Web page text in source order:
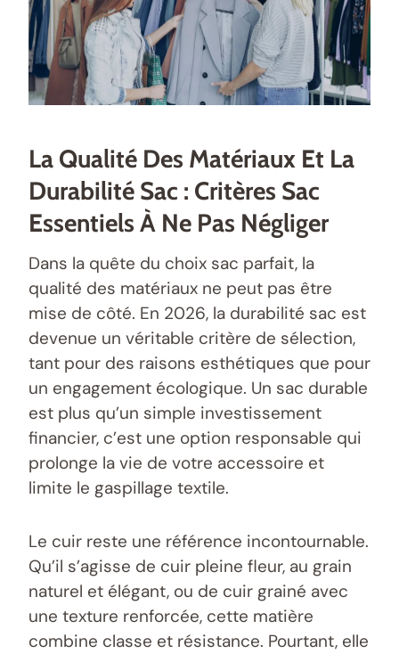
La Qualité Des Matériaux Et La
Durabilité Sac : Critères Sac
Essentiels À Ne Pas Négliger
Dans la quête du choix sac parfait, la
qualité des matériaux ne peut pas être
mise de côté. En 2026, la durabilité sac est
devenue un véritable critère de sélection,
tant pour des raisons esthétiques que pour
un engagement écologique. Un sac durable
est plus qu’un simple investissement
financier, c’est une option responsable qui
prolonge la vie de votre accessoire et
limite le gaspillage textile.
Le cuir reste une référence incontournable.
Qu’il s’agisse de cuir pleine fleur, au grain
naturel et élégant, ou de cuir grainé avec
une texture renforcée, cette matière
combine classe et résistance. Pourtant, elle